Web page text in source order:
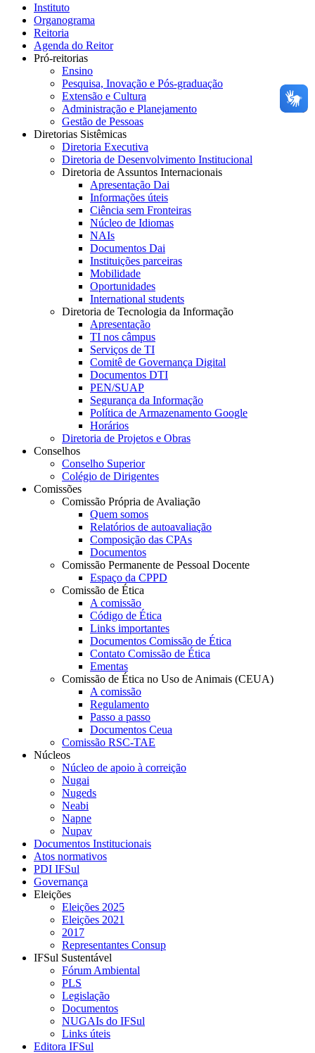
Instituto
Organograma
Reitoria
Agenda do Reitor
Pró-reitorias
Ensino
Pesquisa, Inovação e Pós-graduação
Extensão e Cultura
Administração e Planejamento
Gestão de Pessoas
Diretorias Sistêmicas
Diretoria Executiva
Diretoria de Desenvolvimento Institucional
Diretoria de Assuntos Internacionais
Apresentação Dai
Informações úteis
Ciência sem Fronteiras
Núcleo de Idiomas
NAIs
Documentos Dai
Instituições parceiras
Mobilidade
Oportunidades
International students
Diretoria de Tecnologia da Informação
Apresentação
TI nos câmpus
Serviços de TI
Comitê de Governança Digital
Documentos DTI
PEN/SUAP
Segurança da Informação
Política de Armazenamento Google
Horários
Diretoria de Projetos e Obras
Conselhos
Conselho Superior
Colégio de Dirigentes
Comissões
Comissão Própria de Avaliação
Quem somos
Relatórios de autoavaliação
Composição das CPAs
Documentos
Comissão Permanente de Pessoal Docente
Espaço da CPPD
Comissão de Ética
A comissão
Código de Ética
Links importantes
Documentos Comissão de Ética
Contato Comissão de Ética
Ementas
Comissão de Ética no Uso de Animais (CEUA)
A comissão
Regulamento
Passo a passo
Documentos Ceua
Comissão RSC-TAE
Núcleos
Núcleo de apoio à correição
Nugai
Nugeds
Neabi
Napne
Nupav
Documentos Institucionais
Atos normativos
PDI IFSul
Governança
Eleições
Eleições 2025
Eleições 2021
2017
Representantes Consup
IFSul Sustentável
Fórum Ambiental
PLS
Legislação
Documentos
NUGAIs do IFSul
Links úteis
Editora IFSul